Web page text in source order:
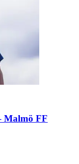
Malmö FF